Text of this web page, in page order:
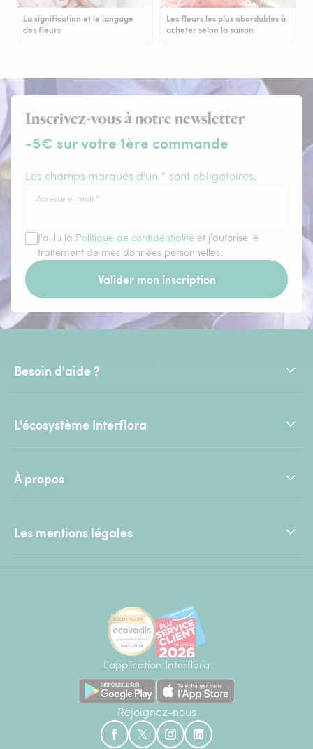
La signification et le langage
des fleurs
Les fleurs les plus abordables à
acheter selon la saison
Inscrivez-vous à notre newsletter
-5€ sur votre 1ère commande
Les champs marqués d'un * sont obligatoires.
Adresse e-mail *
J'ai lu la Politique de confidentialité et j'autorise le
traitement de mes données personnelles.
Valider mon inscription
Besoin d'aide ?
L'écosystème Interflora
À propos
Les mentions légales
L'application Interflora
Rejoignez-nous